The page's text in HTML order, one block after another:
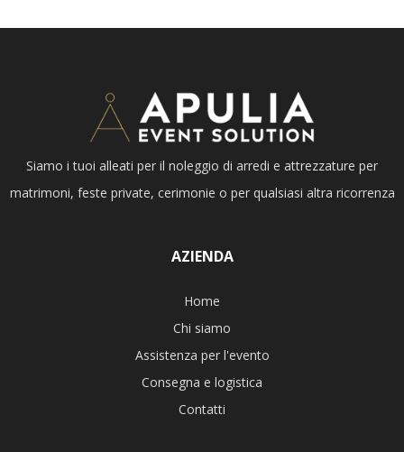
Siamo i tuoi alleati per il noleggio di arredi e attrezzature per
matrimoni, feste private, cerimonie o per qualsiasi altra ricorrenza
AZIENDA
Home
Chi siamo
Assistenza per l'evento
Consegna e logistica
Contatti